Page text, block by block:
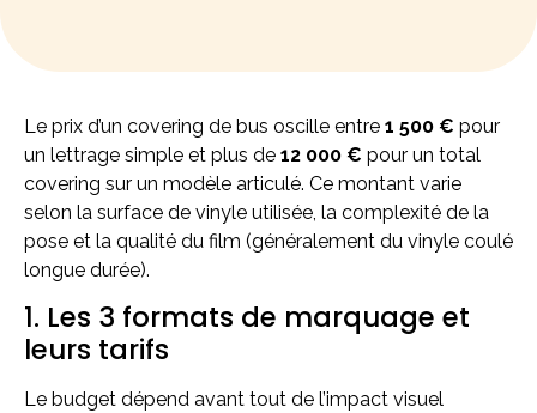
Le prix d’un covering de bus oscille entre 1 500 € pour
un lettrage simple et plus de 12 000 € pour un total
covering sur un modèle articulé. Ce montant varie
selon la surface de vinyle utilisée, la complexité de la
pose et la qualité du film (généralement du vinyle coulé
longue durée).
1. Les 3 formats de marquage et
leurs tarifs
Le budget dépend avant tout de l’impact visuel